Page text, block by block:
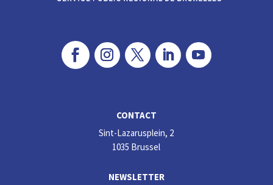
CONTACT
Sint-Lazarusplein, 2
1035 Brussel
NEWSLETTER